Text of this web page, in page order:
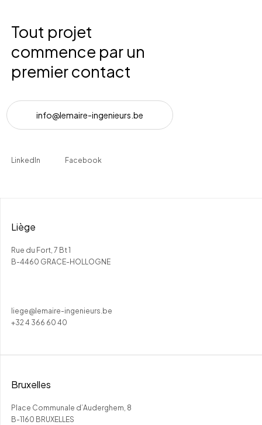
Tout projet
commence par un
premier contact
info@lemaire-ingenieurs be
LinkedIn Facebook
Liège
Rue du Fort, 7 Bt 1
B-4460 GRACE-HOLLOGNE
liege@lemaire-ingenieurs.be
+32 4 366 60 40
Bruxelles
Place Communale d’Auderghem, 8
B-1160 BRUXELLES